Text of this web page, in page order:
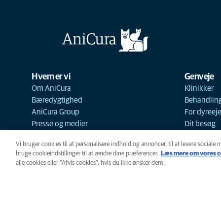
Hvem er vi
Om AniCura
Bæredygtighed
AniCura Group
Presse og medier
Genveje
Klinikker
For
Dit besøg
Vi bruger cookies til at personalisere indhold og annoncer, til at levere sociale
bruge cookieindstillinger til at ændre dine præferencer.
Læs mere om vores
alle cookies eller "Afvis cookies", hvis du ikke ønsker dem.